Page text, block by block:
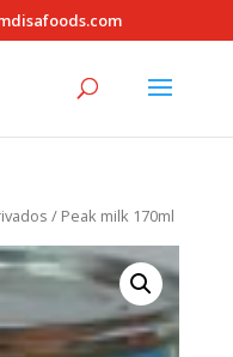
/ Peak milk 170ml